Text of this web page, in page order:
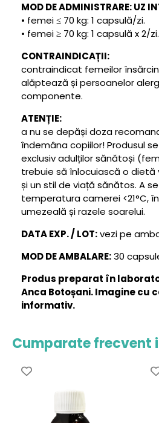
MOD DE ADMINISTRARE: UZ
• femei ≤ 70 kg: 1 capsulă/zi.
• femei ≥ 70 kg: 1 capsulă x 2/zi.
CONTRAINDICAȚII:
contraindicat femeilor
alăptează și persoanelor
componente.
ATENȚIE:
a nu se depăși doza
îndemâna copiilor! Produsul
exclusiv adulților sănătoși
trebuie să înlocuiască o dietă
și un stil de viață sănătos. A
temperatura camerei <21°C,
umezeală și razele soarelui.
DATA EXP. / LOT:vezi pe
MOD DE AMBALARE:30
Produs preparat în
Anca Botoșani. Imagine cu
informativ.
Cumparate frecvent